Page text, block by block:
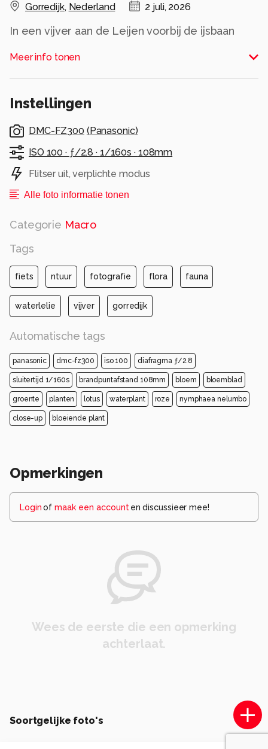
Gorredijk, Nederland 2 juli, 2026
In een vijver aan de Leijen voorbij de ijsbaan
Alle rechten voorbehouden
Meer info tonen
Instellingen
DMC-FZ300 (Panasonic)
ISO 100 · ƒ/2.8 · 1/160s · 108mm
Flitser uit, verplichte modus
Alle foto informatie tonen
Categorie Macro
Tags
fiets ntuur fotografie flora fauna
waterlelie vijver gorredijk
Automatische tags
panasonic dmc-fz300 iso 100 diafragma ƒ/2.8
sluitertijd 1/160s brandpuntafstand 108mm bloem bloemblad
groente planten lotus waterplant roze nymphaea nelumbo
close-up bloeiende plant
Opmerkingen
Loginof maak een account en discussieer mee!
Wees de eerste die een opmerking
achterlaat.
Soortgelijke foto's